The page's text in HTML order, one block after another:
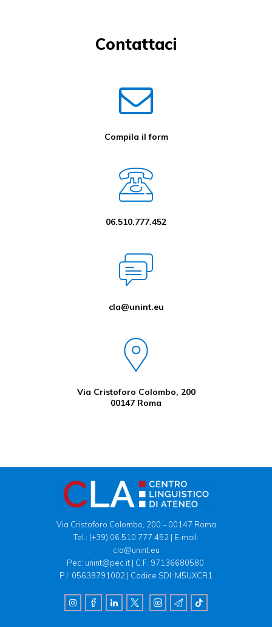
Contattaci
Compila il form
06.510.777.452
cla@unint.eu
Via Cristoforo Colombo, 200
00147 Roma
Via Cristoforo Colombo, 200 – 00147 Roma
Tel.: (+39) 06.510.777.452 | E-mail:
cla@unint.eu
Pec: unint@pec.it | C.F. 97136680580
P.I. 05639791002 | Codice SDI: M5UXCR1